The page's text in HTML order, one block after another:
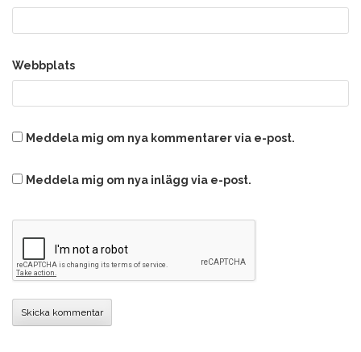
Webbplats
Meddela mig om nya kommentarer via e-post.
Meddela mig om nya inlägg via e-post.